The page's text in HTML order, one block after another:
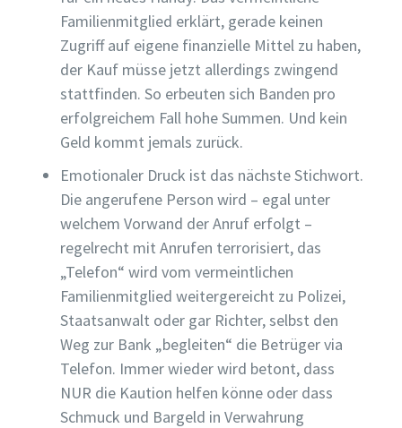
Familienmitglied erklärt, gerade keinen
Zugriff auf eigene finanzielle Mittel zu haben,
der Kauf müsse jetzt allerdings zwingend
stattfinden. So erbeuten sich Banden pro
erfolgreichem Fall hohe Summen. Und kein
Geld kommt jemals zurück.
Emotionaler Druck ist das nächste Stichwort.
Die angerufene Person wird – egal unter
welchem Vorwand der Anruf erfolgt –
regelrecht mit Anrufen terrorisiert, das
„Telefon“ wird vom vermeintlichen
Familienmitglied weitergereicht zu Polizei,
Staatsanwalt oder gar Richter, selbst den
Weg zur Bank „begleiten“ die Betrüger via
Telefon. Immer wieder wird betont, dass
NUR die Kaution helfen könne oder dass
Schmuck und Bargeld in Verwahrung